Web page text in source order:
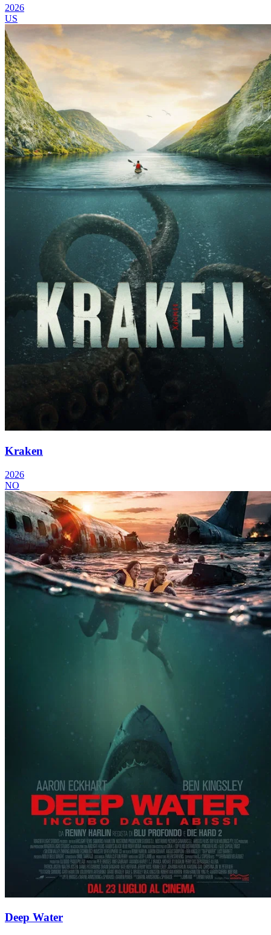
2026
US
Kraken
2026
NO
Deep Water